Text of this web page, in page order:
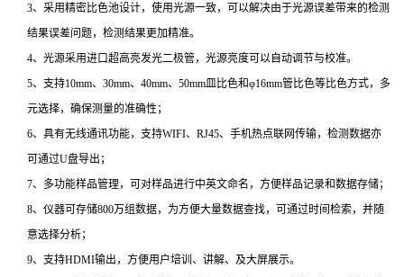
3、采用精密比色池设计，使用光源一致，可以解决由于光源误差带来的检测
结果误差问题，检测结果更加精准。
4、光源采用进口超高亮发光二极管，光源亮度可以自动调节与校准。
5、支持10mm、30mm、40mm、50mm皿比色和φ16mm管比色等比色方式，多
元选择，确保测量的准确性；
6、具有无线通讯功能，支持WIFI、RJ45、手机热点联网传输，检测数据亦
可通过U盘导出；
7、多功能样品管理，可对样品进行中英文命名，方便样品记录和数据存储；
8、仪器可存储800万组数据，为方便大量数据查找，可通过时间检索，并随
意选择分析；
9、支持HDMI输出，方便用户培训、讲解、及大屏展示。